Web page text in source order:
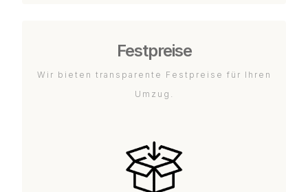
Festpreise
Wir bieten transparente Festpreise für Ihren
Umzug.